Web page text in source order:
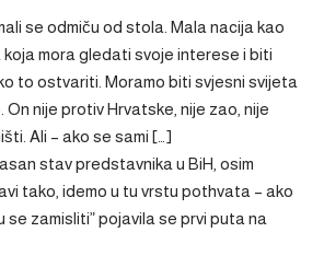
se odmiču od stola. Mala nacija kao
mora gledati svoje interese i biti
to ostvariti. Moramo biti svjesni svijeta
On nije protiv Hrvatske, nije zao, nije
Ali – ako se sami […]
stav predstavnika u BiH, osim
tako, idemo u tu vrstu pothvata – ako
se zamisliti”pojavila se prvi puta na